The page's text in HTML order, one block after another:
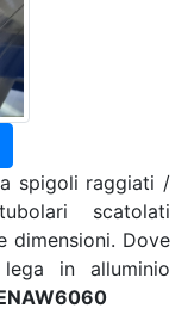
spigoli raggiati /
scatolati
dimensioni. Dove
in alluminio